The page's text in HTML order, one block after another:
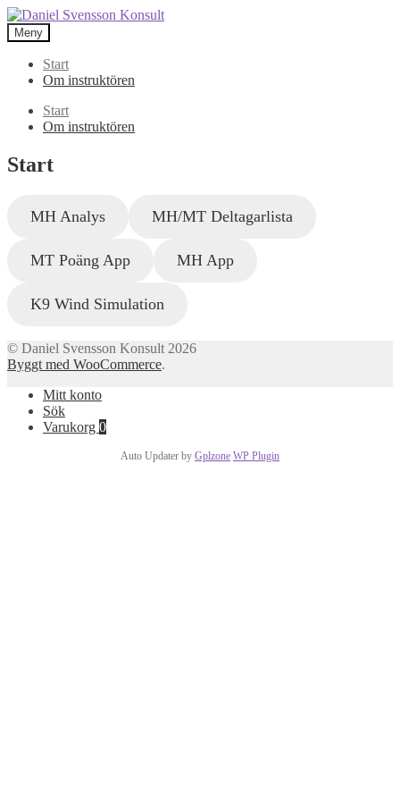
Hoppa
till
navigering
Hoppa
till
innehåll
Meny
Start
Om instruktören
Start
Om instruktören
Start
MH Analys MH/MT Deltagarlista
MT Poäng App MH App
K9 Wind Simulation
© Daniel Svensson Konsult 2026
Byggt med WooCommerce.
Mitt konto
Sök
Varukorg 0
Auto Updater by Gplzone WP Plugin